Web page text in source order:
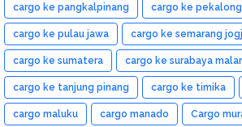
cargo ke pangkalpinang cargo ke
cargo ke pulau jawa cargo ke semarang
cargo ke sumatera cargo ke surabaya
cargo ke tanjung pinang cargo ke timika
cargo maluku cargo manado Cargo